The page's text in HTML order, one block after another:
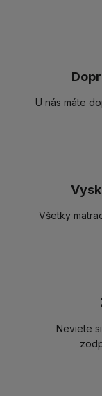
U nás máte
Všetky
Neviete